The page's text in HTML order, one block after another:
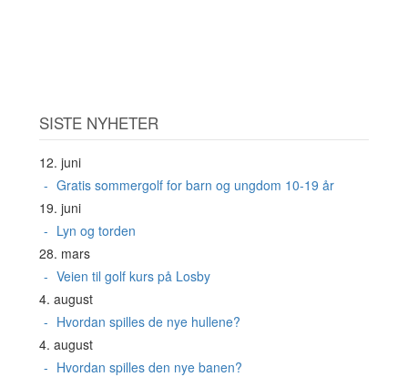
SISTE NYHETER
12. juni
Gratis sommergolf for barn og ungdom 10-19 år
19. juni
Lyn og torden
28. mars
Veien til golf kurs på Losby
4. august
Hvordan spilles de nye hullene?
4. august
Hvordan spilles den nye banen?